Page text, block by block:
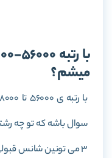
میشم؟
3 می تونین شانس قبولی بیشتری داشته باشین.